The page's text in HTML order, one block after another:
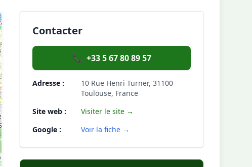
Contacter
📞 +33 5 67 80 89 57
Adresse :
10 Rue Henri Turner, 31100
Toulouse, France
Site web :
Visiter le site →
Google :
Voir la fiche →